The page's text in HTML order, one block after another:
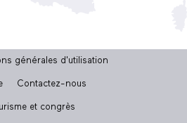
générales d'utilisation
Contactez-nous
et congrès